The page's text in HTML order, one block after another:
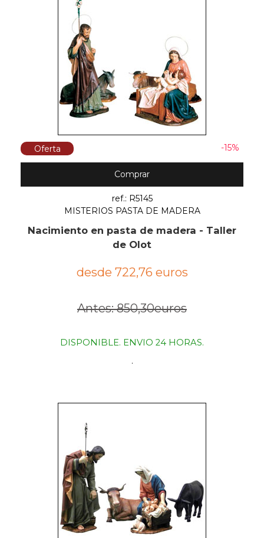
Oferta -15%
Comprar
ref.: R5145
MISTERIOS PASTA DE MADERA
Nacimiento en pasta de madera - Taller
de Olot
desde 722,76 euros
Antes: 850,30euros
DISPONIBLE. ENVIO 24 HORAS.
.